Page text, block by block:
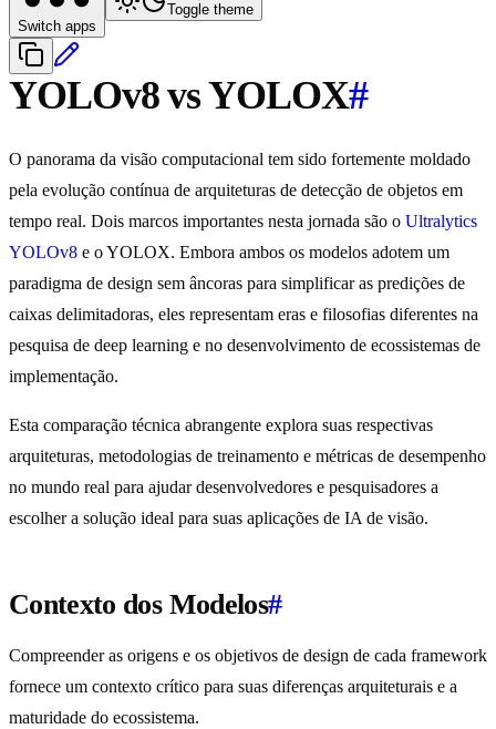
Switch apps
Toggle theme
YOLOv8 vs YOLOX#
O panorama da visão computacional tem sido fortemente moldado
pela evolução contínua de arquiteturas de detecção de objetos em
tempo real. Dois marcos importantes nesta jornada são o Ultralytics
YOLOv8 e o YOLOX. Embora ambos os modelos adotem um
paradigma de design sem âncoras para simplificar as predições de
caixas delimitadoras, eles representam eras e filosofias diferentes na
pesquisa de deep learning e no desenvolvimento de ecossistemas de
implementação.
Esta comparação técnica abrangente explora suas respectivas
arquiteturas, metodologias de treinamento e métricas de desempenho
no mundo real para ajudar desenvolvedores e pesquisadores a
escolher a solução ideal para suas aplicações de IA de visão.
Contexto dos Modelos#
Compreender as origens e os objetivos de design de cada framework
fornece um contexto crítico para suas diferenças arquiteturais e a
maturidade do ecossistema.